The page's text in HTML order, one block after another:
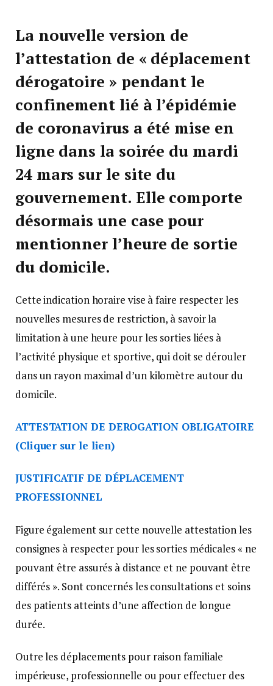
La nouvelle version de
l’attestation de « déplacement
dérogatoire » pendant le
confinement lié à l’épidémie
de coronavirus a été mise en
ligne dans la soirée du mardi
24 mars sur le site du
gouvernement. Elle comporte
désormais une case pour
mentionner l’heure de sortie
du domicile.
Cette indication horaire vise à faire respecter les
nouvelles mesures de restriction, à savoir la
limitation à une heure pour les sorties liées à
l’activité physique et sportive, qui doit se dérouler
dans un rayon maximal d’un kilomètre autour du
domicile.
ATTESTATION DE DEROGATION OBLIGATOIRE
(Cliquer sur le lien)
JUSTIFICATIF DE DÉPLACEMENT
PROFESSIONNEL
Figure également sur cette nouvelle attestation les
consignes à respecter pour les sorties médicales « ne
pouvant être assurés à distance et ne pouvant être
différés ». Sont concernés les consultations et soins
des patients atteints d’une affection de longue
durée.
Outre les déplacements pour raison familiale
impérieuse, professionnelle ou pour effectuer des